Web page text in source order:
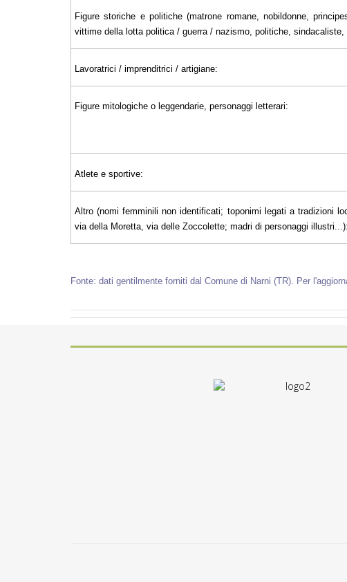
Figure storiche e politiche (matrone romane, nobildonne,
vittime della lotta politica / guerra / nazismo, politiche,
Lavoratrici / imprenditrici / artigiane:
Figure mitologiche o leggendarie, personaggi letterari:
Atlete e sportive:
Altro (nomi femminili non identificati; toponimi legati a tradizioni
via della Moretta, via delle Zoccolette; madri di personaggi illustri...):
Fonte: dati gentilmente forniti dal Comune di Narni (TR). Per